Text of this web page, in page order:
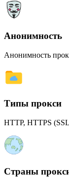
Анонимность
Анонимность
Типы прокси
HTTP, HTTPS
Страны